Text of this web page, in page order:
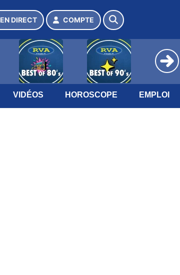
EN DIRECT COMPTE
VIDÉOS HOROSCOPE EMPLOI